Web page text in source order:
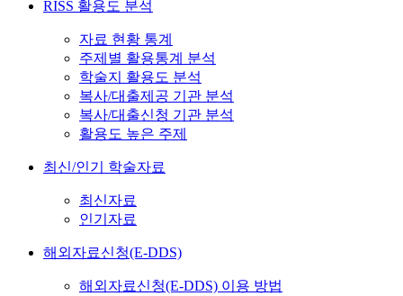
RISS 활용도 분석
자료 현황 통계
주제별 활용통계 분석
학술지 활용도 분석
복사/대출제공 기관 분석
복사/대출신청 기관 분석
활용도 높은 주제
최신/인기 학술자료
최신자료
인기자료
해외자료신청(E-DDS)
해외자료신청(E-DDS) 이용 방법